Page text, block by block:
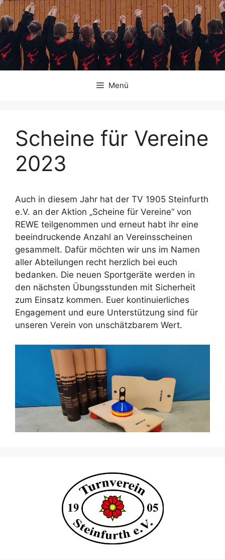
Zum
Inhalt
springen
Menü
Scheine für Vereine
2023
Auch in diesem Jahr hat der TV 1905 Steinfurth
e.V. an der Aktion „Scheine für Vereine“ von
REWE teilgenommen und erneut habt ihr eine
beeindruckende Anzahl an Vereinsscheinen
gesammelt. Dafür möchten wir uns im Namen
aller Abteilungen recht herzlich bei euch
bedanken. Die neuen Sportgeräte werden in
den nächsten Übungsstunden mit Sicherheit
zum Einsatz kommen. Euer kontinuierliches
Engagement und eure Unterstützung sind für
unseren Verein von unschätzbarem Wert.